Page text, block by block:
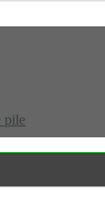
pile